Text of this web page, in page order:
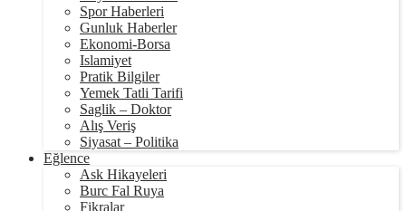
Spor Haberleri
Gunluk Haberler
Ekonomi-Borsa
Islamiyet
Pratik Bilgiler
Yemek Tatli Tarifi
Saglik – Doktor
Alış Veriş
Siyasat – Politika
Eğlence
Ask Hikayeleri
Burc Fal Ruya
Fikralar